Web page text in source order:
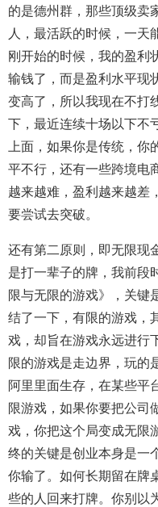
的是德州群，那些顶级卖
人，最活跃的时候，一天
刚开始的时候，我的盈利
输钱了，而是盈利水平现
变高了，所以我现在不打
下，最近连续十场以下不
上面，如果你是传统，
平不行，还有一些跨境电
越来越难，盈利越来越差
要尝试去突破。
还有第二原则，即无限现
是打一辈子的牌，我前段
限与无限的游戏》，关键
结了一下，有限的游戏，
戏，却旨在游戏永远进行
限的游戏是走边界，玩的
阿里里面生存，在某些平
限游戏，如果你要把公司
戏，你把这个局变成无限
终的关键是创业本身是一
你输了。如何长期留在牌
些的人回来打牌。你别以